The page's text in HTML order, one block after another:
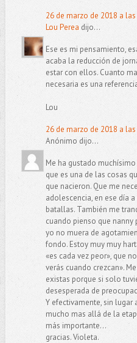
26 de marzo de 2018 a las
Lou Perea dijo...
Ese es mi pensamiento,
acaba la reducción de
estar con ellos. Cuanto
necesaria es una
Lou
26 de marzo de 2018 a las
Anónimo dijo...
Me ha gustado
que es una de las cosas
que nacieron. Que me
adolescencia, en ese día
batallas. También me
cuando pienso que
yo no muera de
fondo. Estoy muy muy
«es cada vez peor», que
verás cuando crezcan».
existas porque si solo
desesperada de
Y efectivamente, sin lugar
mucho mas allá de la
más importante...
gracias. Violeta.